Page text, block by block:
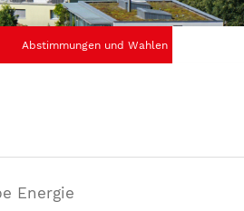
Abstimmungen und Wahlen
Energie